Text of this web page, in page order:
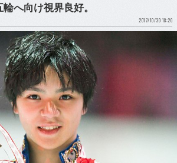
へ向け視界良好。
2017/10/30 18:20